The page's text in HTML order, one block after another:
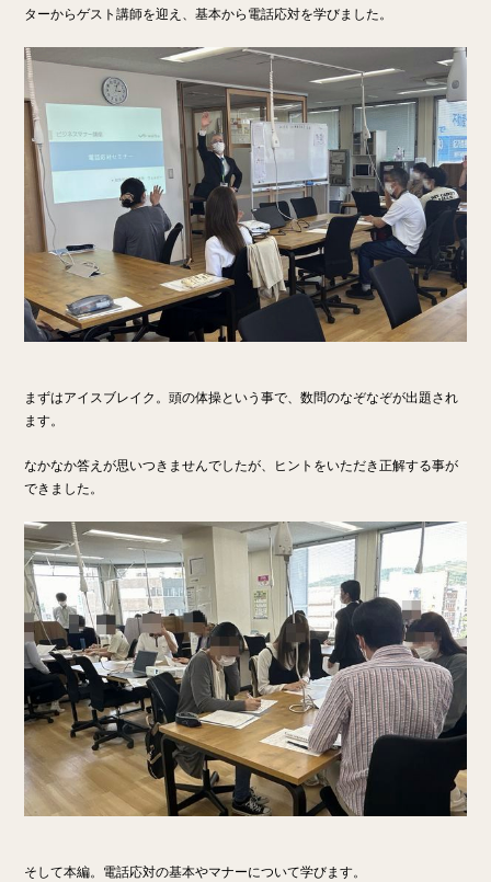
ターからゲスト講師を迎え、基本から電話応対を学びました。
まずはアイスブレイク。頭の体操という事で、数問のなぞなぞが出題され
ます。
なかなか答えが思いつきませんでしたが、ヒントをいただき正解する事が
できました。
そして本編。電話応対の基本やマナーについて学びます。